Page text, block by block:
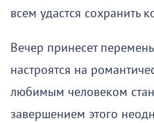
всем удастся сохранить
Вечер принесет
настроятся на
любимым человеком
завершением этого